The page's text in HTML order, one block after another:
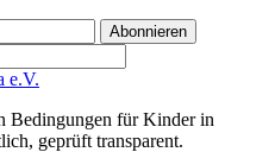
Abonnieren
Bedingungen für Kinder in
geprüft transparent.